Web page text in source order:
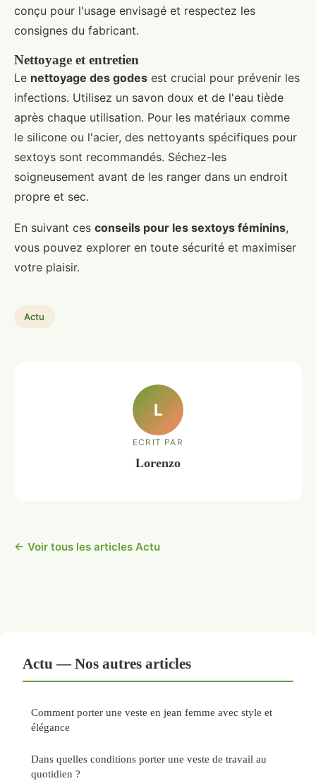
conçu pour l'usage envisagé et respectez les
consignes du fabricant.
Nettoyage et entretien
Le nettoyage des godes est crucial pour prévenir les
infections. Utilisez un savon doux et de l'eau tiède
après chaque utilisation. Pour les matériaux comme
le silicone ou l'acier, des nettoyants spécifiques pour
sextoys sont recommandés. Séchez-les
soigneusement avant de les ranger dans un endroit
propre et sec.
En suivant ces conseils pour les sextoys féminins,
vous pouvez explorer en toute sécurité et maximiser
votre plaisir.
Actu
L
ECRIT PAR
Lorenzo
← Voir tous les articles Actu
Actu — Nos autres articles
Comment porter une veste en jean femme avec style et
élégance
Dans quelles conditions porter une veste de travail au
quotidien ?